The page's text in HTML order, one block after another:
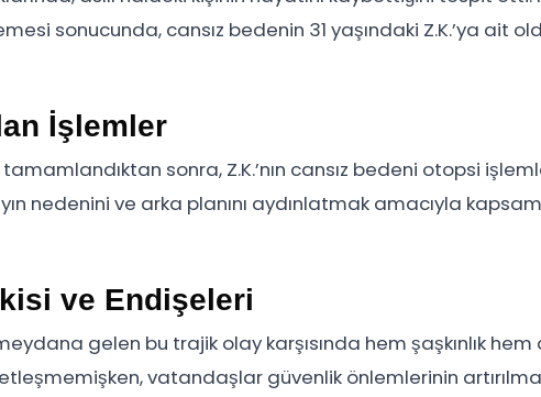
sonucunda, cansız bedenin 31 yaşındaki Z.K.’ya ait
İşlemler
sonra, Z.K.’nın cansız bedeni otopsi
nedenini ve arka planını aydınlatmak amacıyla
ve Endişeleri
gelen bu trajik olay karşısında hem şaşkınlık hem
vatandaşlar güvenlik önlemlerinin